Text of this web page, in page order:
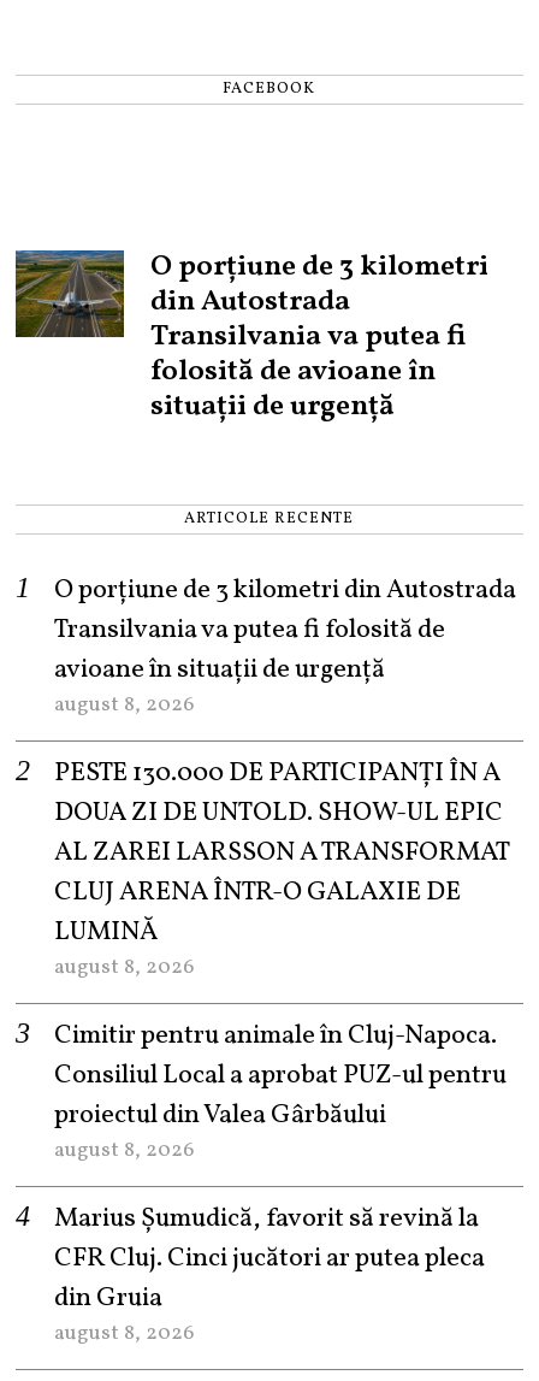
FACEBOOK
O porțiune de 3 kilometri
din Autostrada
Transilvania va putea fi
folosită de avioane în
situații de urgență
ARTICOLE RECENTE
O porțiune de 3 kilometri din Autostrada
Transilvania va putea fi folosită de
avioane în situații de urgență
august 8, 2026
PESTE 130.000 DE PARTICIPANȚI ÎN A
DOUA ZI DE UNTOLD. SHOW-UL EPIC
AL ZAREI LARSSON A TRANSFORMAT
CLUJ ARENA ÎNTR-O GALAXIE DE
LUMINĂ
august 8, 2026
Cimitir pentru animale în Cluj-Napoca.
Consiliul Local a aprobat PUZ-ul pentru
proiectul din Valea Gârbăului
august 8, 2026
Marius Șumudică, favorit să revină la
CFR Cluj. Cinci jucători ar putea pleca
din Gruia
august 8, 2026